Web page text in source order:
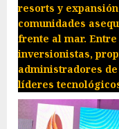
resorts y
comunidades
frente al mar.
inversionistas,
administradores
líderes